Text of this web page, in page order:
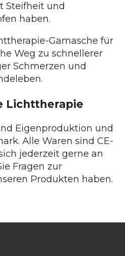
Steifheit und
haben.
Gamasche für
Weg zu schnellerer
Schmerzen und
Lichttherapie
Eigenproduktion und
Alle Waren sind CE-
jederzeit gerne an
Fragen zur
Produkten haben.